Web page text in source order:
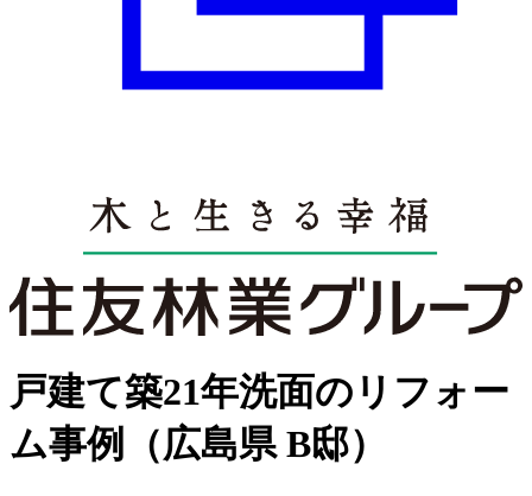
戸建て築21年洗面のリフォー
ム事例（広島県 B邸）